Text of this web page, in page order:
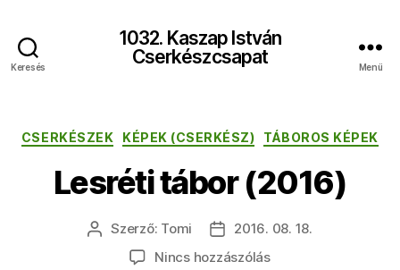
Keresés
1032. Kaszap István
Cserkészcsapat
Menü
Kategóriák
CSERKÉSZEK KÉPEK (CSERKÉSZ) TÁBOROS KÉPEK
Lesréti tábor (2016)
Bejegyzés
szerzője
Szerző: Tomi
Bejegyzés
dátuma
2016. 08. 18.
Nincs hozzászólása(z)